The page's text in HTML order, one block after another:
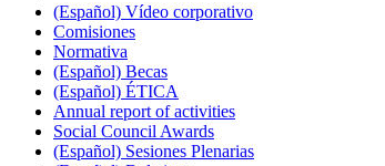
(Español) Vídeo corporativo
Comisiones
Normativa
(Español) Becas
(Español) ÉTICA
Annual report of activities
Social Council Awards
(Español) Sesiones Plenarias